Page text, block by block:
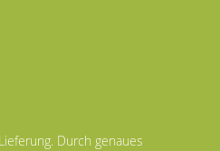
Durch genaues